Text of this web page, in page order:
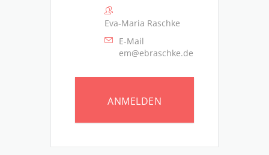
Eva-Maria Raschke
E-Mail
em@ebraschke.de
ANMELDEN